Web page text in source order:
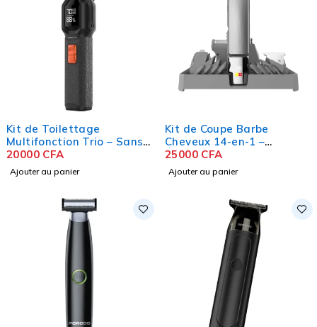
Kit de Toilettage
Multifonction Trio – Sans
Fil, Écran LED
20000 CFA
Ajouter au panier
Kit de Coupe Barbe
Cheveux 14-en-1 –
Étanche IPX6
25000 CFA
Ajouter au panier